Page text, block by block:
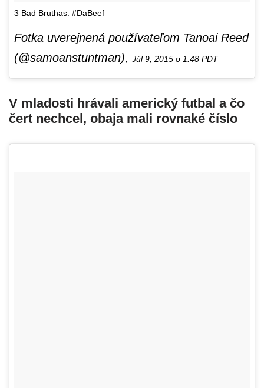
3 Bad Bruthas. #DaBeef
Fotka uverejnená používateľom Tanoai Reed
(@samoanstuntman), Júl 9, 2015 o 1:48 PDT
V mladosti hrávali americký futbal a čo
čert nechcel, obaja mali rovnaké číslo